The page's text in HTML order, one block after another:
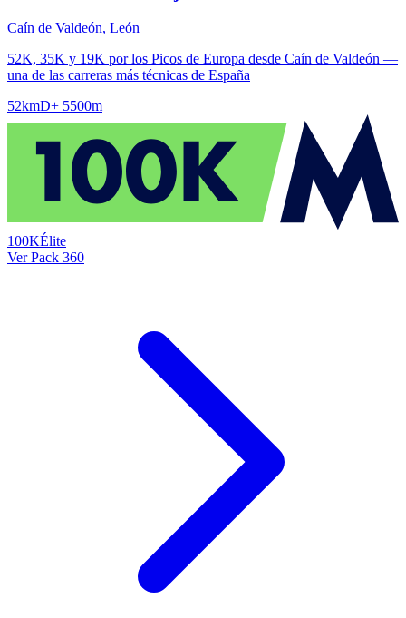
Caín de Valdeón, León
52K, 35K y 19K por los Picos de Europa desde Caín de Valdeón —
una de las carreras más técnicas de España
52kmD+ 5500m
100KÉlite
Ver Pack 360